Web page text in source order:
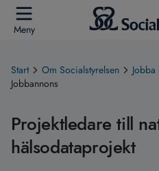
Meny
Start Om Socialstyrelsen
Jobbannons
Projektledare till
hälsodataprojekt